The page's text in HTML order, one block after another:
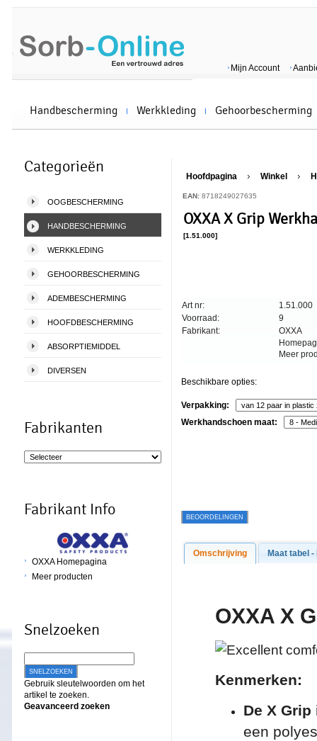
Mijn Account
Handbescherming Werkkleding Gehoorbescherming
Categorieën
OOGBESCHERMING
HANDBESCHERMING
WERKKLEDING
GEHOORBESCHERMING
ADEMBESCHERMING
HOOFDBESCHERMING
ABSORPTIEMIDDEL
DIVERSEN
Fabrikanten
Fabrikant Info
OXXA Homepagina
Meer producten
Snelzoeken
SNELZOEKEN
Gebruik sleutelwoorden om het
artikel te zoeken.
Geavanceerd zoeken
Hoofdpagina Winkel
EAN: 8718249027635
OXXA X Grip
[1.51.000]
Art nr:
Voorraad:
Fabrikant:
1.51.000
9
OXXA
Meer
Beschikbare opties:
Verpakking:
Werkhandschoen maat:
BEOORDELINGEN
Omschrijving Maat tabel -
OXXA X
Kenmerken:
De X Grip
een